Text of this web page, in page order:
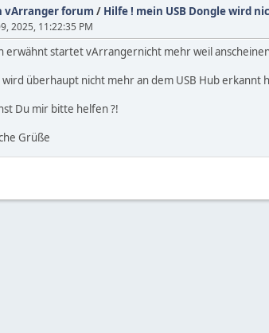
vArranger forum / Hilfe ! mein USB Dongle wird
2025, 11:22:35 PM
erwähnt startet vArrangernicht mehr weil
wird überhaupt nicht mehr an dem USB Hub erkannt
Du mir bitte helfen ?!
Grüße